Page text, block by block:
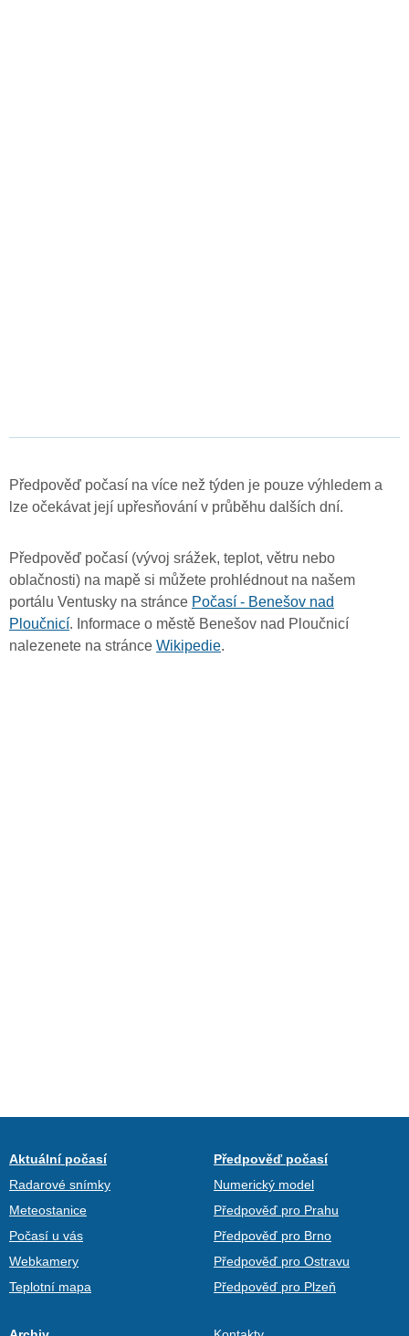
Předpověď počasí na více než týden je pouze výhledem a
lze očekávat její upřesňování v průběhu dalších dní.
Předpověď počasí (vývoj srážek, teplot, větru nebo
oblačnosti) na mapě si můžete prohlédnout na našem
portálu Ventusky na stránce Počasí - Benešov nad
Ploučnicí. Informace o městě Benešov nad Ploučnicí
nalezenete na stránce Wikipedie.
Aktuální počasí
Radarové snímky
Meteostanice
Počasí u vás
Webkamery
Teplotní mapa
Předpověď počasí
Numerický model
Předpověď pro Prahu
Předpověď pro Brno
Předpověď pro Ostravu
Předpověď pro Plzeň